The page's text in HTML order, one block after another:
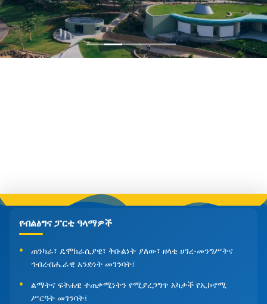
የብልፅግና ፓርቲ ዓላማዎች
ጠንካራ፣ ዴሞክራሲያዊ፣ ቅቡልነት ያለው፣ ዘላቂ ሀገረ-መንግሥትና
ኅብረብሔራዊ አንድነት መገንባት፤
ልማትና ፍትሐዊ ተጠቃሚነትን የሚያረጋግጥ አካታች የኢኮኖሚ
ሥርዓት መገንባት፤